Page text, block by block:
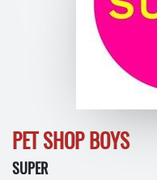
PET SHOP BOYS
SUPER